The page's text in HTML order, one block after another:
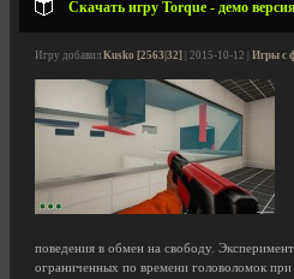
Скачать игру Torque - демо
Игру добавил Kusko [2563|32] | 2015-10-12 | Игры с
поведения в обмен на свободу.
ограниченных по времени головоломок